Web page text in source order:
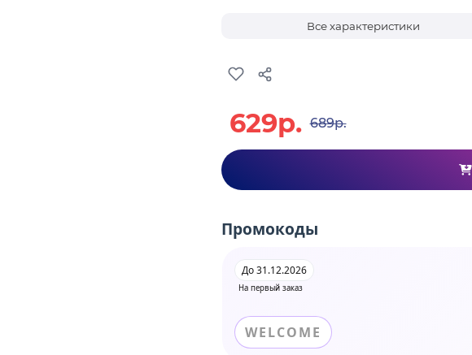
Все характеристики
629р. 689р.
Промокоды
На первый заказ
До 31.12.2026
WELCOME